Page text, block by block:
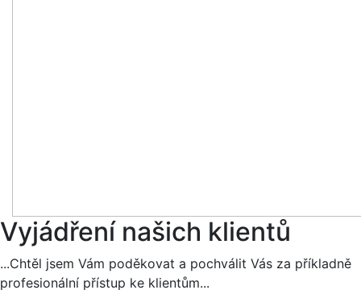
Vyjádření našich klientů
...Chtěl jsem Vám poděkovat a pochválit Vás za příkladně
profesionální přístup ke klientům...